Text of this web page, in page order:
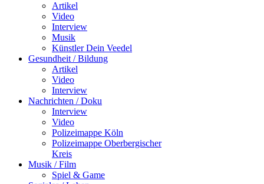
Artikel
Video
Interview
Musik
Künstler Dein Veedel
Gesundheit / Bildung
Artikel
Video
Interview
Nachrichten / Doku
Interview
Video
Polizeimappe Köln
Polizeimappe Oberbergischer
Kreis
Musik / Film
Spiel & Game